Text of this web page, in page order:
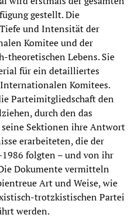
gestellt. Die
und Intensität der
Komitee und der
theoretischen Lebens. Sie
für ein detailliertes
Komitees.
Parteimitgliedschaft den
durch den das
Sektionen ihre Antwort
erarbeiteten, die der
folgten – und von ihr
Dokumente vermitteln
Art und Weise, wie
trotzkistischen Partei
werden.